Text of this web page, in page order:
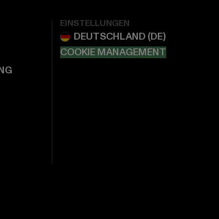
EINSTELLUNGEN
COOKIE MANAGEMENT